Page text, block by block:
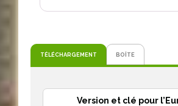
TÉLÉCHARGEMENT BOÎTE
Version et clé pour